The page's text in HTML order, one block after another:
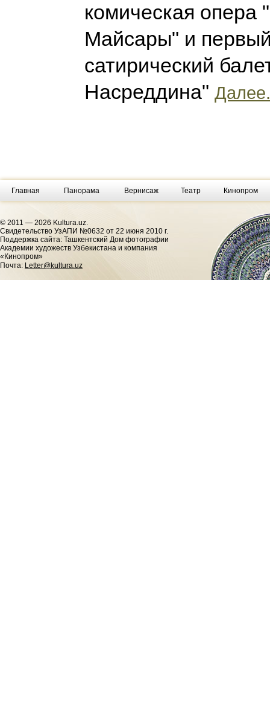
комическая опера
Майсары" и
сатирический
Насреддина"
Главная Панорама Вернисаж Театр Кинопром
© 2011 — 2026 Kultura.uz.
Cвидетельство УзАПИ №0632 от 22 июня 2010 г.
Поддержка сайта: Ташкентский Дом фотографии
Академии художеств Узбекистана и компания
«Кинопром»
Почта: Letter@kultura.uz